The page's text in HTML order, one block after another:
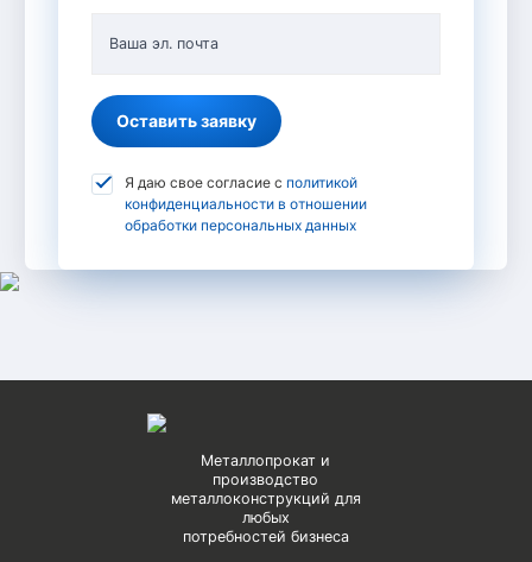
Ваша эл. почта
Оставить заявку
Я даю свое согласие с политикой
конфиденциальности в отношении
обработки персональных данных
Металлопрокат и
производство
металлоконструкций для
любых
потребностей бизнеса